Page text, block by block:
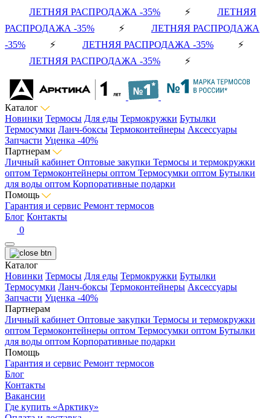
ЛЕТНЯЯ РАСПРОДАЖА -35% ⚡ ЛЕТНЯЯ
РАСПРОДАЖА -35% ⚡ ЛЕТНЯЯ РАСПРОДАЖА
-35% ⚡ ЛЕТНЯЯ РАСПРОДАЖА -35% ⚡
ЛЕТНЯЯ РАСПРОДАЖА -35% ⚡
Каталог
Новинки Термосы Для еды Термокружки Бутылки
Термосумки Ланч-боксы Термоконтейнеры Аксессуары
Запчасти Уценка -40%
Партнерам
Личный кабинет Оптовые закупки Термосы и термокружки
оптом Термоконтейнеры оптом Термосумки оптом Бутылки
для воды оптом Корпоративные подарки
Помощь
Гарантия и сервис Ремонт термосов
Блог Контакты
0
Каталог
Новинки Термосы Для еды Термокружки Бутылки
Термосумки Ланч-боксы Термоконтейнеры Аксессуары
Запчасти Уценка -40%
Партнерам
Личный кабинет Оптовые закупки Термосы и термокружки
оптом Термоконтейнеры оптом Термосумки оптом Бутылки
для воды оптом Корпоративные подарки
Помощь
Гарантия и сервис Ремонт термосов
Блог
Контакты
Вакансии
Где купить «Арктику»